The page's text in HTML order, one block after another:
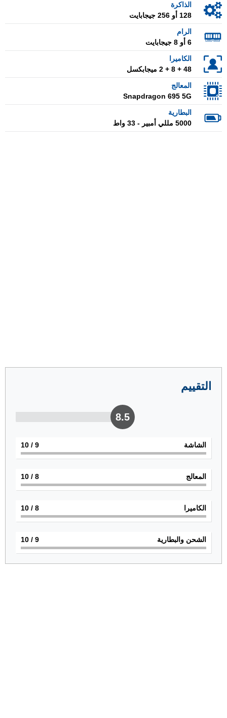
الذاكرة
128 أو 256 جيجابايت
الرام
6 أو 8 جيجابايت
الكاميرا
48 + 8 + 2 ميجابكسل
المعالج
Snapdragon 695 5G
البطارية
5000 مللي أمبير - 33 واط
التقييم
8.5
الشاشة 9
/ 10
المعالج 8
/ 10
الكاميرا 8
/ 10
الشحن والبطارية 9
/ 10